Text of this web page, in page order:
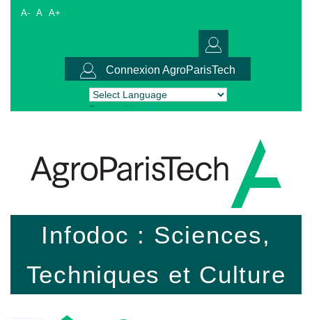
A- A A+
Connexion AgroParisTech
Powered by Translate
Infodoc : Sciences,
Techniques et Culture